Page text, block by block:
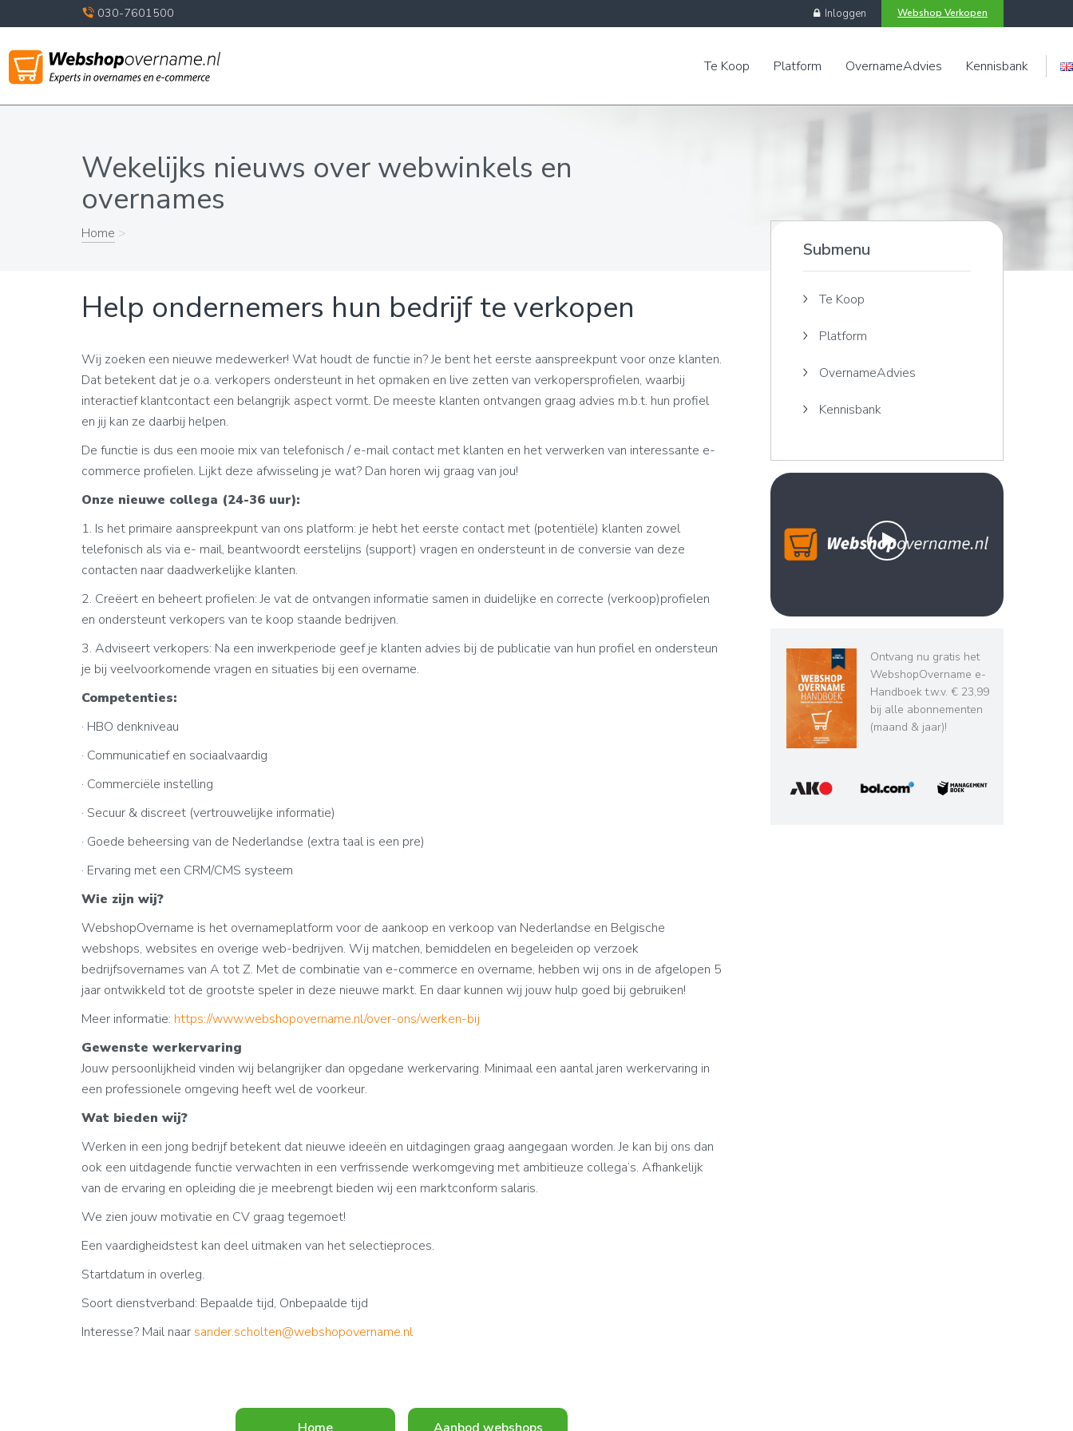
030-7601500 Webshop Verkopen
Inloggen
Engels
Te Koop Platform OvernameAdvies Kennisbank
Wekelijks nieuws over webwinkels en
overnames
Home >
Help ondernemers hun bedrijf te verkopen
Wij zoeken een nieuwe medewerker! Wat houdt de functie in? Je bent het eerste aanspreekpunt voor onze klanten.
Dat betekent dat je o.a. verkopers ondersteunt in het opmaken en live zetten van verkopersprofielen, waarbij
interactief klantcontact een belangrijk aspect vormt. De meeste klanten ontvangen graag advies m.b.t. hun profiel
en jij kan ze daarbij helpen.
De functie is dus een mooie mix van telefonisch / e-mail contact met klanten en het verwerken van interessante e-
commerce profielen. Lijkt deze afwisseling je wat? Dan horen wij graag van jou!
Onze nieuwe collega (24-36 uur):
1. Is het primaire aanspreekpunt van ons platform: je hebt het eerste contact met (potentiële) klanten zowel
telefonisch als via e- mail, beantwoordt eerstelijns (support) vragen en ondersteunt in de conversie van deze
contacten naar daadwerkelijke klanten.
2. Creëert en beheert profielen: Je vat de ontvangen informatie samen in duidelijke en correcte (verkoop)profielen
en ondersteunt verkopers van te koop staande bedrijven.
3. Adviseert verkopers: Na een inwerkperiode geef je klanten advies bij de publicatie van hun profiel en ondersteun
je bij veelvoorkomende vragen en situaties bij een overname.
Competenties:
· HBO denkniveau
· Communicatief en sociaalvaardig
· Commerciële instelling
· Secuur & discreet (vertrouwelijke informatie)
· Goede beheersing van de Nederlandse (extra taal is een pre)
· Ervaring met een CRM/CMS systeem
Wie zijn wij?
WebshopOvername is het overnameplatform voor de aankoop en verkoop van Nederlandse en Belgische
webshops, websites en overige web-bedrijven. Wij matchen, bemiddelen en begeleiden op verzoek
bedrijfsovernames van A tot Z. Met de combinatie van e-commerce en overname, hebben wij ons in de afgelopen 5
jaar ontwikkeld tot de grootste speler in deze nieuwe markt. En daar kunnen wij jouw hulp goed bij gebruiken!
Meer informatie: https://www.webshopovername.nl/over-ons/werken-bij
Gewenste werkervaring
Jouw persoonlijkheid vinden wij belangrijker dan opgedane werkervaring. Minimaal een aantal jaren werkervaring in
een professionele omgeving heeft wel de voorkeur.
Wat bieden wij?
Werken in een jong bedrijf betekent dat nieuwe ideeën en uitdagingen graag aangegaan worden. Je kan bij ons dan
ook een uitdagende functie verwachten in een verfrissende werkomgeving met ambitieuze collega’s. Afhankelijk
van de ervaring en opleiding die je meebrengt bieden wij een marktconform salaris.
We zien jouw motivatie en CV graag tegemoet!
Een vaardigheidstest kan deel uitmaken van het selectieproces.
Startdatum in overleg.
Soort dienstverband: Bepaalde tijd, Onbepaalde tijd
Interesse? Mail naar sander.scholten@webshopovername.nl
Submenu
Te Koop
Platform
OvernameAdvies
Kennisbank
Ontvang nu gratis het
WebshopOvername e-
Handboek t.w.v. € 23,99
bij alle abonnementen
(maand & jaar)!